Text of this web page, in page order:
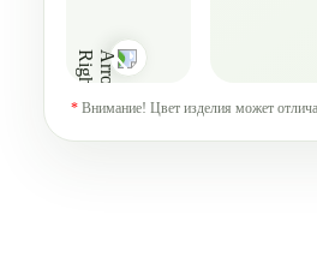
* Внимание! Цвет изделия может